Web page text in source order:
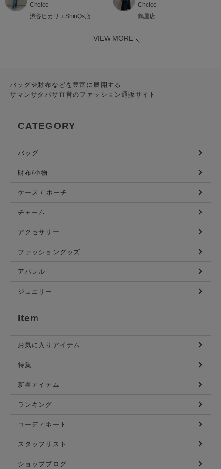
Choice
渋谷ヒカリエShinQs店
Choice
鶴屋店
VIEW MORE
バッグや財布などを豊富に展開する
サマンサタバサ直営のファッション通販サイト
CATEGORY
バッグ
財布/小物
ケース / ポーチ
チャーム
アクセサリー
ファッショングッズ
アパレル
ジュエリー
Item
お気に入りアイテム
特集
新着アイテム
ランキング
コーディネート
スタッフリスト
ショップブログ